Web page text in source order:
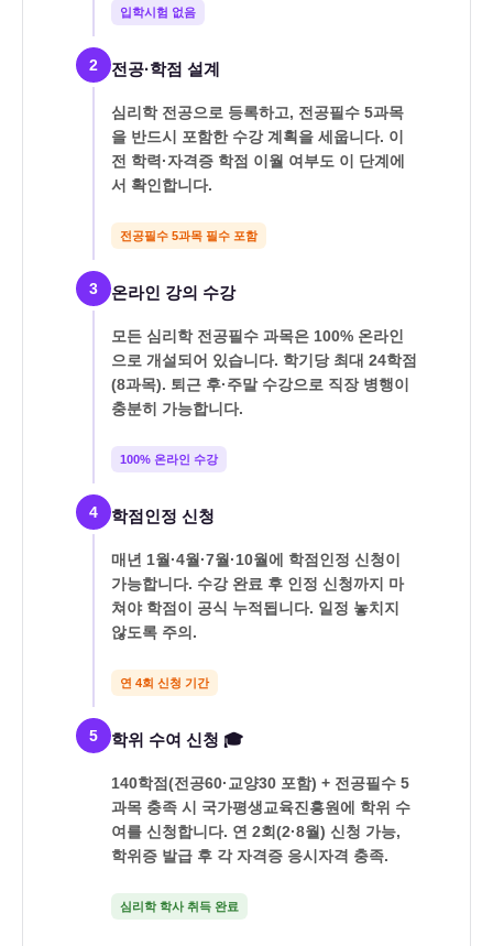
입학시험 없음
2 전공·학점 설계
심리학 전공으로 등록하고, 전공필수 5과목
을 반드시 포함한 수강 계획을 세웁니다. 이
전 학력·자격증 학점 이월 여부도 이 단계에
서 확인합니다.
전공필수 5과목 필수 포함
3 온라인 강의 수강
모든 심리학 전공필수 과목은 100% 온라인
으로 개설되어 있습니다. 학기당 최대 24학점
(8과목). 퇴근 후·주말 수강으로 직장 병행이
충분히 가능합니다.
100% 온라인 수강
4 학점인정 신청
매년 1월·4월·7월·10월에 학점인정 신청이
가능합니다. 수강 완료 후 인정 신청까지 마
쳐야 학점이 공식 누적됩니다. 일정 놓치지
않도록 주의.
연 4회 신청 기간
5 학위 수여 신청 🎓
140학점(전공60·교양30 포함) + 전공필수 5
과목 충족 시 국가평생교육진흥원에 학위 수
여를 신청합니다. 연 2회(2·8월) 신청 가능,
학위증 발급 후 각 자격증 응시자격 충족.
심리학 학사 취득 완료